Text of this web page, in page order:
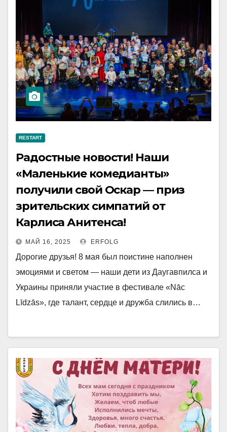
RESTART
Радостные новости! Наши
«Маленькие комедианты»
получили свой Оскар — приз
зрительских симпатий от
Карлиса Анитенса!
МАЙ 16, 2025 ERFOLG
Дорогие друзья! 8 мая был поистине наполнен
эмоциями и светом — наши дети из Даугавпилса и
Украины приняли участие в фестивале «Nāc
Līdzās», где талант, сердце и дружба слились в…